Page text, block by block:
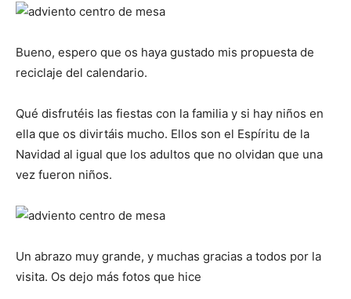
Bueno, espero que os haya gustado mis propuesta de
reciclaje del calendario.
Qué disfrutéis las fiestas con la familia y si hay niños en
ella que os divirtáis mucho. Ellos son el Espíritu de la
Navidad al igual que los adultos que no olvidan que una
vez fueron niños.
Un abrazo muy grande, y muchas gracias a todos por la
visita. Os dejo más fotos que hice